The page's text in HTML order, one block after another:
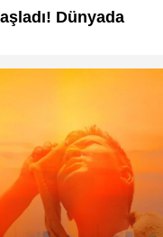
Dünyada